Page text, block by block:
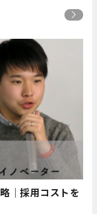
｜採用コストを